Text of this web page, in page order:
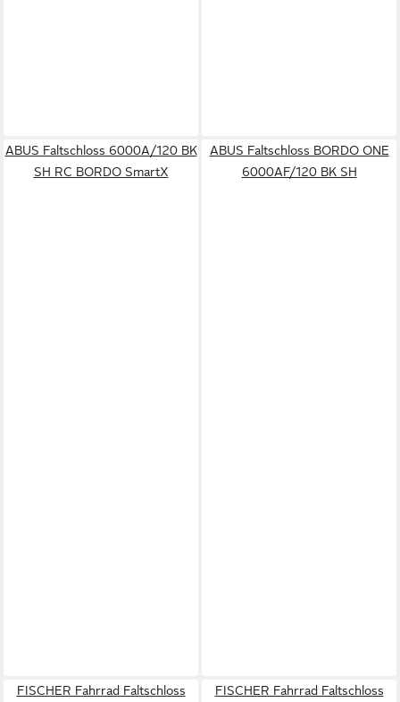
ABUS Faltschloss 6000A/120 BK
SH RC BORDO SmartX
ABUS Faltschloss BORDO ONE
6000AF/120 BK SH
FISCHER Fahrrad Faltschloss
FISCHER Fahrrad Faltschloss